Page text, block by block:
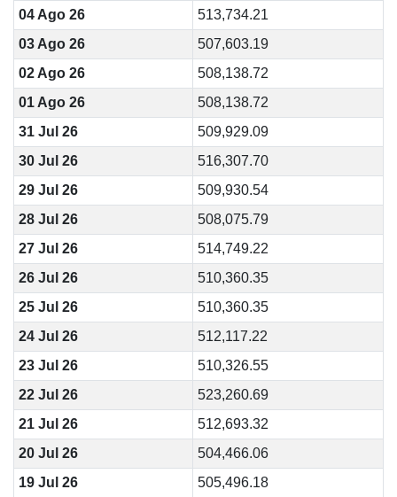
04 Ago 26
513,734.21
03 Ago 26
507,603.19
02 Ago 26
508,138.72
01 Ago 26
508,138.72
31 Jul 26
509,929.09
30 Jul 26
516,307.70
29 Jul 26
509,930.54
28 Jul 26
508,075.79
27 Jul 26
514,749.22
26 Jul 26
510,360.35
25 Jul 26
510,360.35
24 Jul 26
512,117.22
23 Jul 26
510,326.55
22 Jul 26
523,260.69
21 Jul 26
512,693.32
20 Jul 26
504,466.06
19 Jul 26
505,496.18